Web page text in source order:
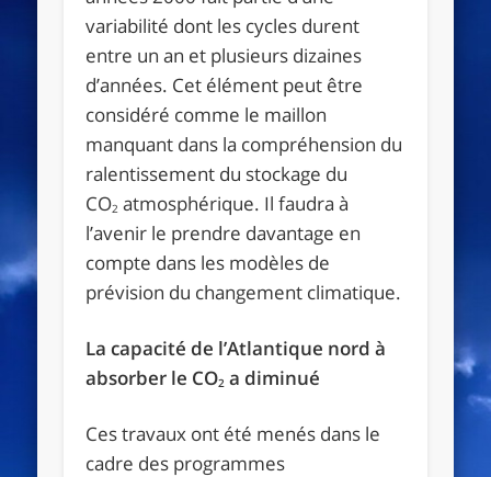
variabilité dont les cycles durent
entre un an et plusieurs dizaines
d’années. Cet élément peut être
considéré comme le maillon
manquant dans la compréhension du
ralentissement du stockage du
CO2 atmosphérique. Il faudra à
l’avenir le prendre davantage en
compte dans les modèles de
prévision du changement climatique.
La capacité de l’Atlantique nord à
absorber le CO2 a diminué
Ces travaux ont été menés dans le
cadre des programmes